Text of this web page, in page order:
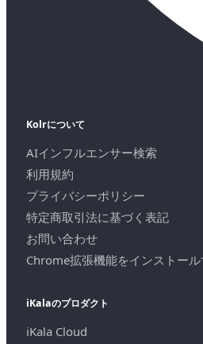
Kolrについて
AIインフルエンサー検索
利用規約
プライバシーポリシー
特定商取引法に基づく表記
お問い合わせ
Chrome拡張機能をインストール
iKalaのプロダクト
iKala Cloud